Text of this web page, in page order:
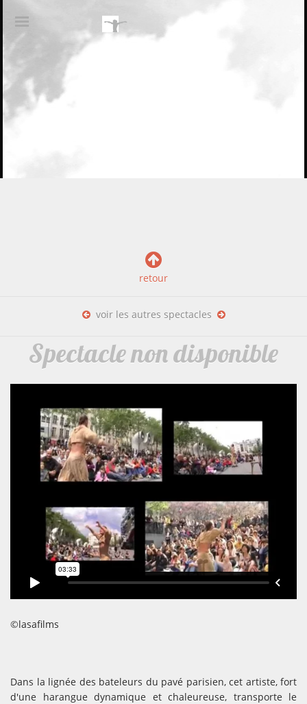
CIRCASSIEN
retour
voir les autres spectacles
Spectacle non disponible
©lasafilms
Dans la lignée des bateleurs du pavé parisien, cet artiste, fort
d'une harangue dynamique et chaleureuse, transporte le